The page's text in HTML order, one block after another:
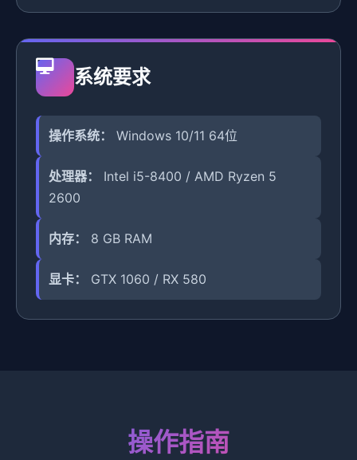
系统要求
操作系统： Windows 10/11 64位
处理器：
Intel i5-8400 / AMD Ryzen 5
2600
内存： 8 GB RAM
显卡： GTX 1060 / RX 580
操作指南